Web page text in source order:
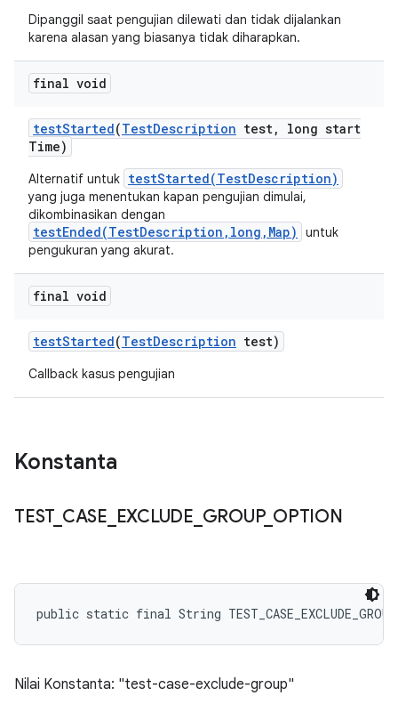
Dipanggil saat pengujian dilewati dan tidak dijalankan
karena alasan yang biasanya tidak diharapkan.
final void
testStarted(TestDescription test,
long start
Time)
Alternatif untuk testStarted(TestDescription)
yang juga menentukan kapan pengujian dimulai,
dikombinasikan dengan
testEnded(TestDescription,long,Map)
untuk
pengukuran yang akurat.
final void
testStarted(TestDescription test)
Callback kasus pengujian
Konstanta
TEST_ CASE EXCLUDE GROUP_ OPTION
public static final String
Nilai Konstanta: "test-case-exclude-group"